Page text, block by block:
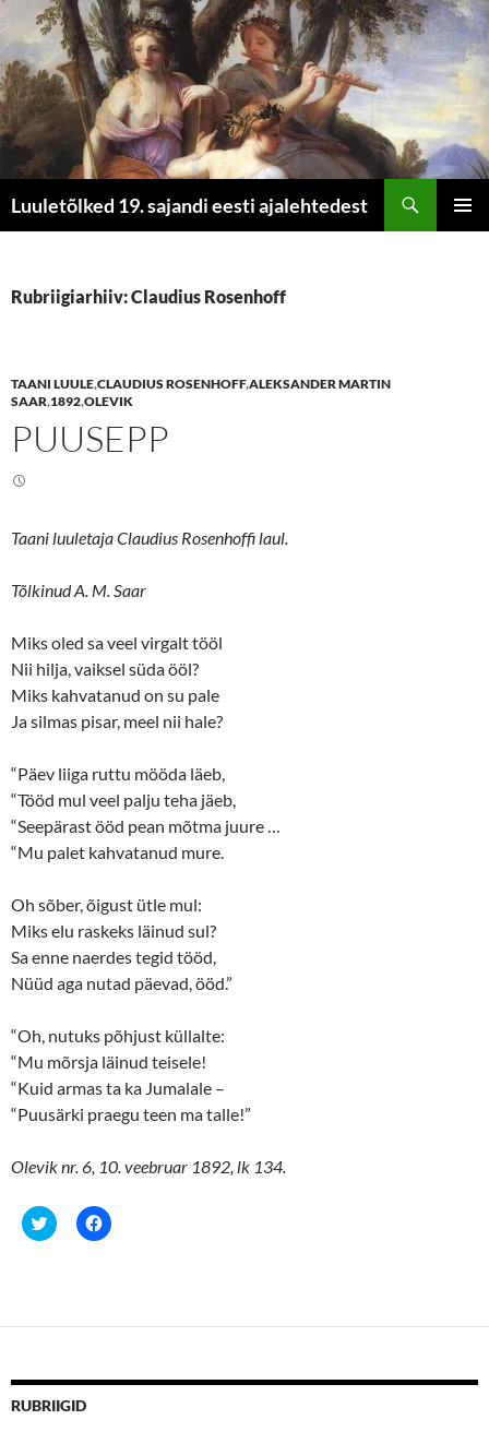
Luuletõlked 19. sajandi eesti ajalehtedest
Rubriigiarhiiv: Claudius Rosenhoff
TAANI LUULE,CLAUDIUS ROSENHOFF,ALEKSANDER MARTIN
SAAR,1892,OLEVIK
PUUSEPP
Taani luuletaja Claudius Rosenhoffi laul.
Tõlkinud A. M. Saar
Miks oled sa veel virgalt tööl
Nii hilja, vaiksel süda ööl?
Miks kahvatanud on su pale
Ja silmas pisar, meel nii hale?
“Päev liiga ruttu mööda läeb,
“Tööd mul veel palju teha jäeb,
“Seepärast ööd pean mõtma juure …
“Mu palet kahvatanud mure.
Oh sõber, õigust ütle mul:
Miks elu raskeks läinud sul?
Sa enne naerdes tegid tööd,
Nüüd aga nutad päevad, ööd.”
“Oh, nutuks põhjust küllalte:
“Mu mõrsja läinud teisele!
“Kuid armas ta ka Jumalale –
“Puusärki praegu teen ma talle!”
Olevik nr. 6, 10. veebruar 1892, lk 134.
C
l
h
e
o
n
C
l
h
e
o
RUBRIIGID